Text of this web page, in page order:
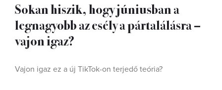
Sokan hiszik, hogy júniusban a
legnagyobb az esély a pártalálásra –
vajon igaz?
Vajon igaz ez a új TikTok-on terjedő teória?